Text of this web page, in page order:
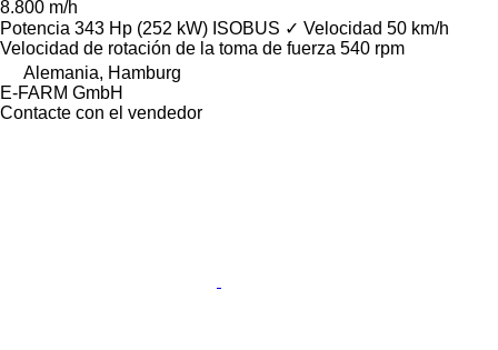
8.800 m/h
Potencia 343 Hp (252 kW) ISOBUS ✓ Velocidad 50 km/h
Velocidad de rotación de la toma de fuerza 540 rpm
Alemania, Hamburg
E-FARM GmbH
Contacte con el vendedor